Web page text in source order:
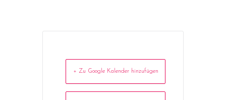
+ Zu Google Kalender hinzufügen